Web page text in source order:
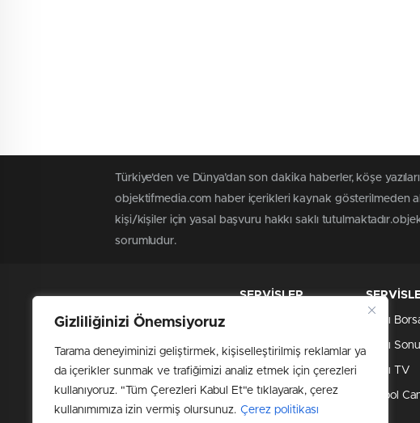
Gizliliğinizi Önemsiyoruz
Tarama deneyiminizi geliştirmek, kişiselleştirilmiş reklamlar ya
da içerikler sunmak ve trafiğimizi analiz etmek için çerezleri
kullanıyoruz. "Tüm Çerezleri Kabul Et"e tıklayarak, çerez
kullanımımıza izin vermiş olursunuz. Çerez politikası
Türkiye'den ve Dünya’dan son dakika haberler, köşe
objektifmedia.com haber içerikleri kaynak gösterilmeden
kişi/kişiler için yasal başvuru hakkı saklı
sorumludur.
SERVİSLER
Kriptopara Detay
Hisse Detay
Altın Detay
Canlı
Canlı
Canlı TV
Futbol